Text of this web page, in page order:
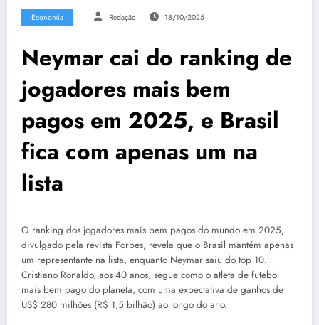
Economia Redação 18/10/2025
Neymar cai do ranking de
jogadores mais bem
pagos em 2025, e Brasil
fica com apenas um na
lista
O ranking dos jogadores mais bem pagos do mundo em 2025,
divulgado pela revista Forbes, revela que o Brasil mantém apenas
um representante na lista, enquanto Neymar saiu do top 10.
Cristiano Ronaldo, aos 40 anos, segue como o atleta de futebol
mais bem pago do planeta, com uma expectativa de ganhos de
US$ 280 milhões (R$ 1,5 bilhão) ao longo do ano.